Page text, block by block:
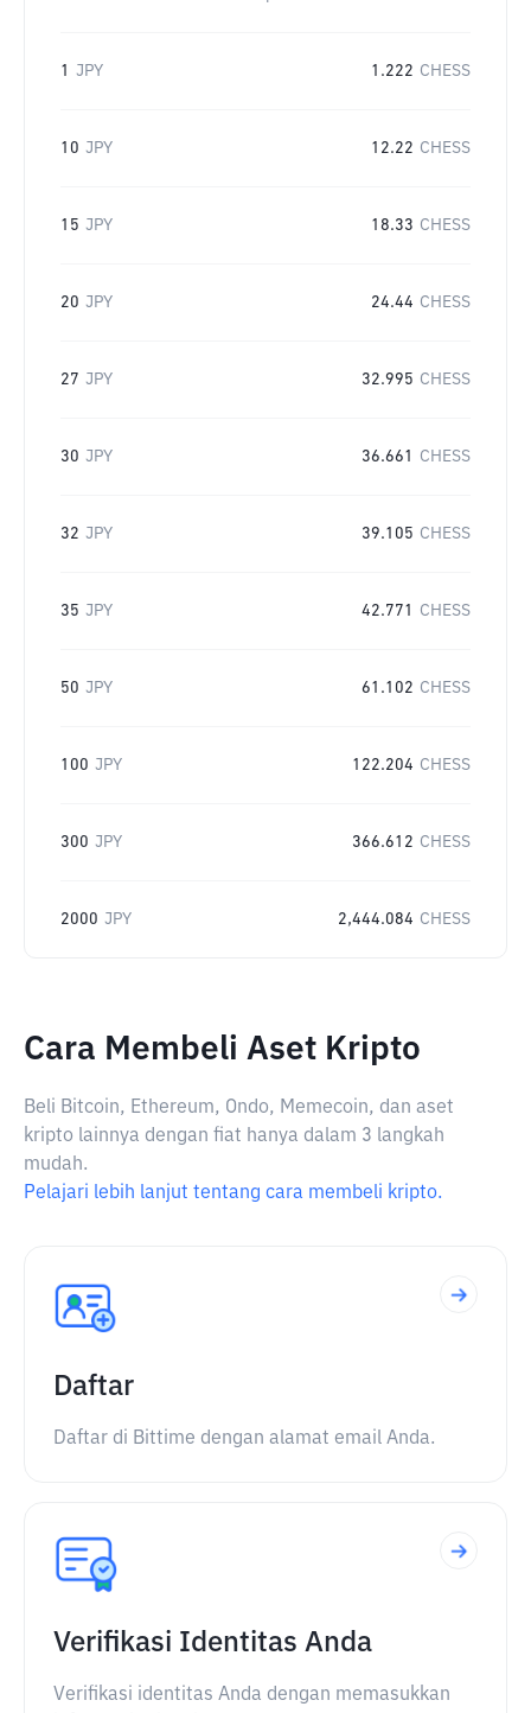
1 JPY 1.222 CHESS
10 JPY 12.22 CHESS
15 JPY 18.33 CHESS
20 JPY 24.44 CHESS
27 JPY 32.995 CHESS
30 JPY 36.661 CHESS
32 JPY 39.105 CHESS
35 JPY 42.771 CHESS
50 JPY 61.102 CHESS
100 JPY 122.204 CHESS
300 JPY 366.612 CHESS
2000 JPY 2,444.084 CHESS
Cara Membeli Aset Kripto
Beli Bitcoin, Ethereum, Ondo, Memecoin, dan aset
kripto lainnya dengan fiat hanya dalam 3 langkah
mudah.
Pelajari lebih lanjut tentang cara membeli kripto.
Daftar
Daftar di Bittime dengan alamat email Anda.
Verifikasi Identitas Anda
Verifikasi identitas Anda dengan memasukkan